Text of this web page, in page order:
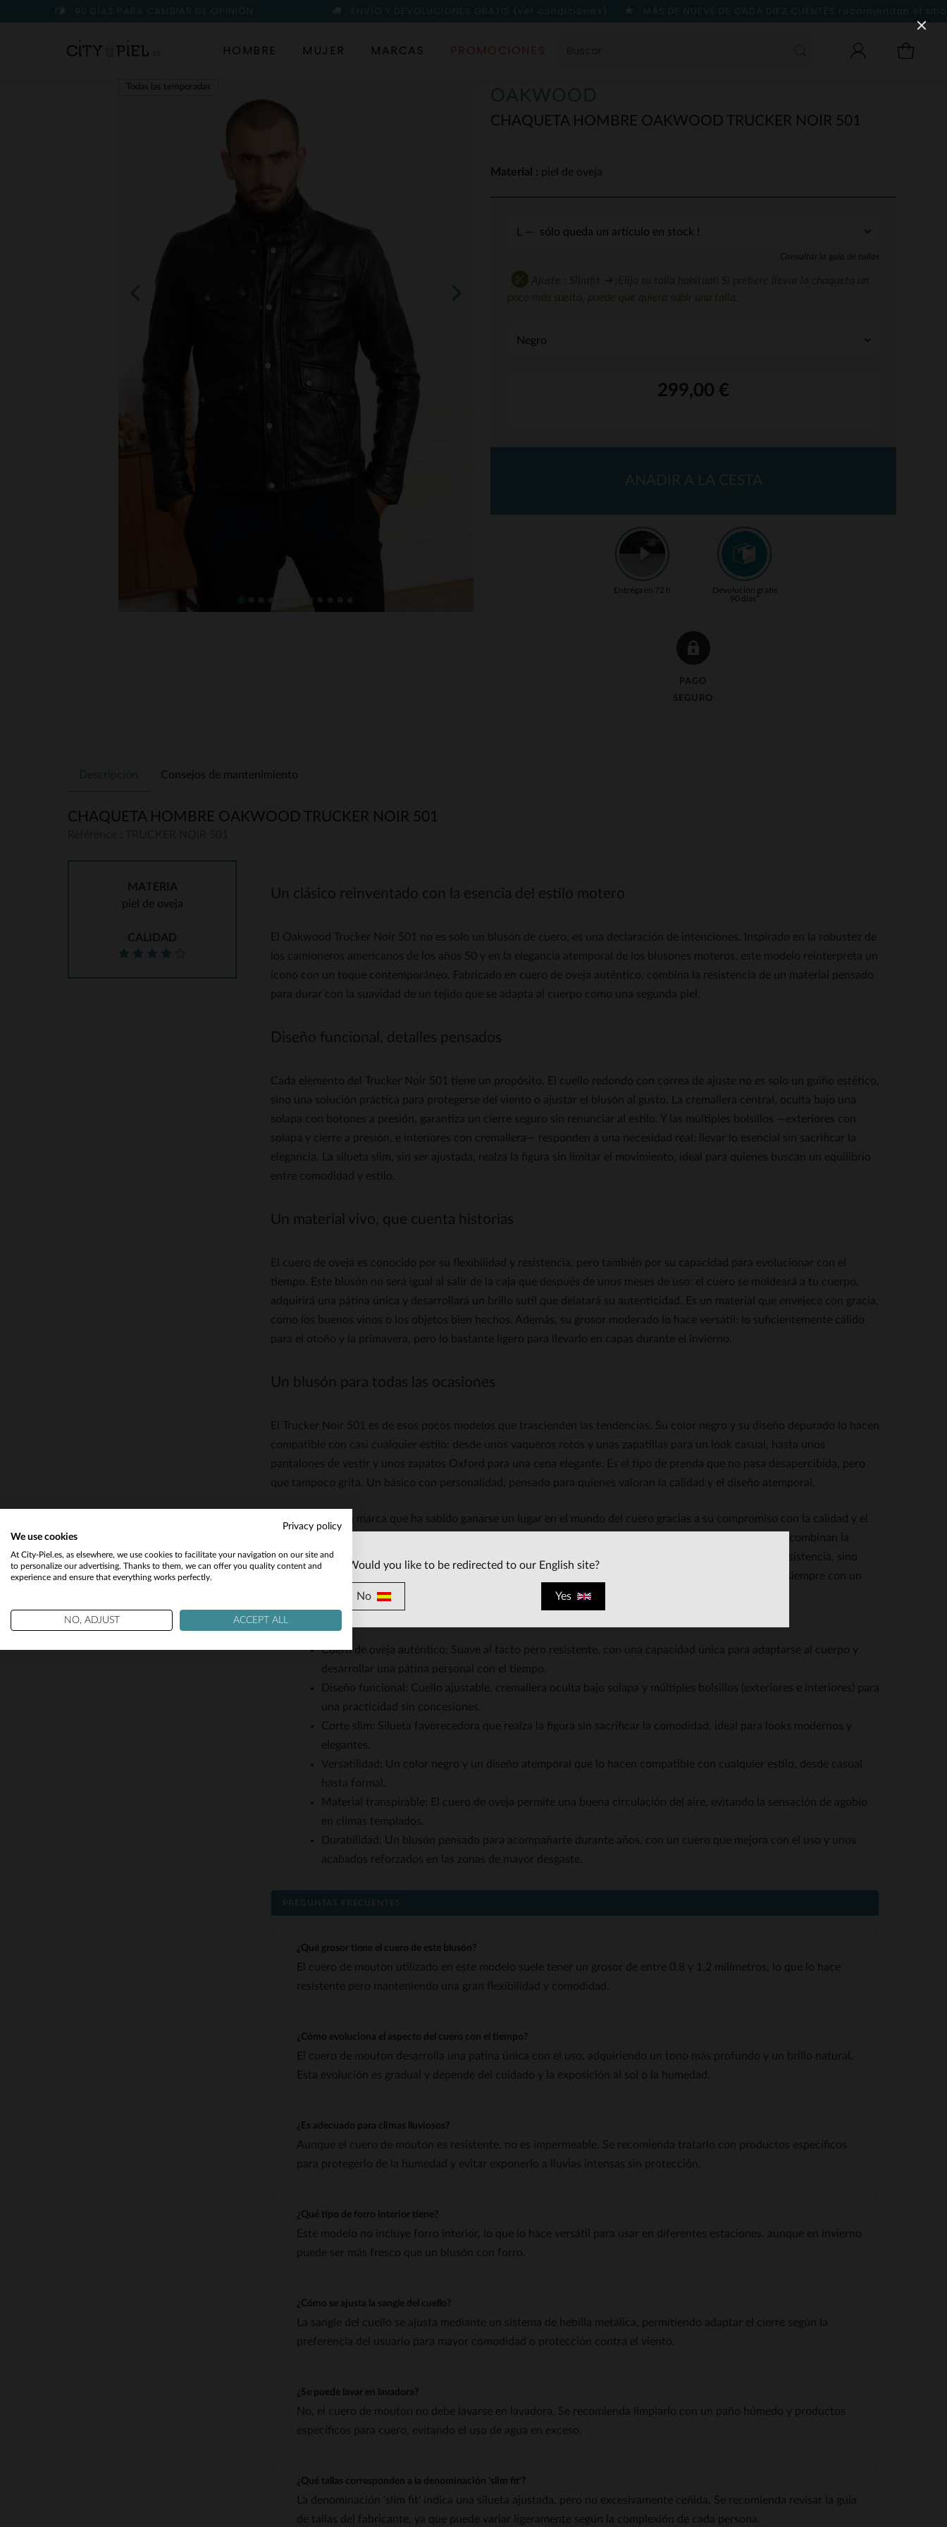
90 DÍAS PARA CAMBIAR DE OPINIÓN ENVÍO Y DEVOLUCIONES GRATIS (ver condiciones) MÁS DE NUEVE DE CADA DIEZ CLIENTES recomiendan el sitio
HOMBRE MUJER MARCAS PROMOCIONES
OAKWOOD
CHAQUETA HOMBRE OAKWOOD TRUCKER NOIR 501
Todas las temporadas
Material : piel de oveja
Consultar la guía de tallas
Ajuste : Slimfit ➔ ¡Elija su talla habitual! Si prefiere llevar la chaqueta un
poco más suelta, puede que quiera subir una talla.
299,00 €
ANADIR A LA CESTA
PAGO
SEGURO
Descripción Consejos de mantenimiento
CHAQUETA HOMBRE OAKWOOD TRUCKER NOIR 501
MATERIA
piel de oveja
CALIDAD
Un clásico reinventado con la esencia del estilo motero
El Oakwood Trucker Noir 501 no es solo un blusón de cuero, es una declaración de intenciones. Inspirado en la robustez de
los camioneros americanos de los años 50 y en la elegancia atemporal de los blusones moteros, este modelo reinterpreta un
icono con un toque contemporáneo. Fabricado en cuero de oveja auténtico, combina la resistencia de un material pensado
para durar con la suavidad de un tejido que se adapta al cuerpo como una segunda piel.
Diseño funcional, detalles pensados
Cada elemento del Trucker Noir 501 tiene un propósito. El cuello redondo con correa de ajuste no es solo un guiño estético,
sino una solución práctica para protegerse del viento o ajustar el blusón al gusto. La cremallera central, oculta bajo una
solapa con botones a presión, garantiza un cierre seguro sin renunciar al estilo. Y las múltiples bolsillos —exteriores con
solapa y cierre a presión, e interiores con cremallera— responden a una necesidad real: llevar lo esencial sin sacrificar la
elegancia. La silueta slim, sin ser ajustada, realza la figura sin limitar el movimiento, ideal para quienes buscan un equilibrio
entre comodidad y estilo.
Un material vivo, que cuenta historias
El cuero de oveja es conocido por su flexibilidad y resistencia, pero también por su capacidad para evolucionar con el
tiempo. Este blusón no será igual al salir de la caja que después de unos meses de uso: el cuero se moldeará a tu cuerpo,
adquirirá una pátina única y desarrollará un brillo sutil que delatará su autenticidad. Es un material que envejece con gracia,
como los buenos vinos o los objetos bien hechos. Además, su grosor moderado lo hace versátil: lo suficientemente cálido
para el otoño y la primavera, pero lo bastante ligero para llevarlo en capas durante el invierno.
Un blusón para todas las ocasiones
El Trucker Noir 501 es de esos pocos modelos que trascienden las tendencias. Su color negro y su diseño depurado lo hacen
compatible con casi cualquier estilo: desde unos vaqueros rotos y unas zapatillas para un look casual, hasta unos
pantalones de vestir y unos zapatos Oxford para una cena elegante. Es el tipo de prenda que no pasa desapercibida, pero
que tampoco grita. Un básico con personalidad, pensado para quienes valoran la calidad y el diseño atemporal.
Oakwood es una marca que ha sabido ganarse un lugar en el mundo del cuero gracias a su compromiso con la calidad y el
diseño intemporal. Fundada por apasionados del material, la firma francesa se especializa en prendas que combinan la
herencia motera con un enfoque moderno. Cada pieza está pensada para durar, no solo en términos de resistencia, sino
también de estilo. Oakwood no sigue modas pasajeras; crea clásicos que se adaptan a cualquier armario, siempre con un
ojo puesto en los detalles y la calidad de fabricación.
Características
Cuero de oveja auténtico: Suave al tacto pero resistente, con una capacidad única para adaptarse al cuerpo y
desarrollar una pátina personal con el tiempo.
Diseño funcional: Cuello ajustable, cremallera oculta bajo solapa y múltiples bolsillos (exteriores e interiores) para
una practicidad sin concesiones.
Corte slim: Silueta favorecedora que realza la figura sin sacrificar la comodidad, ideal para looks modernos y
elegantes.
Versatilidad: Un color negro y un diseño atemporal que lo hacen compatible con cualquier estilo, desde casual
hasta formal.
Material transpirable: El cuero de oveja permite una buena circulación del aire, evitando la sensación de agobio
en climas templados.
Durabilidad: Un blusón pensado para acompañarte durante años, con un cuero que mejora con el uso y unos
acabados reforzados en las zonas de mayor desgaste.
PREGUNTAS FRECUENTES
¿Qué grosor tiene el cuero de este blusón?
El cuero de mouton utilizado en este modelo suele tener un grosor de entre 0,8 y 1,2 milímetros, lo que lo hace
resistente pero manteniendo una gran flexibilidad y comodidad.
¿Cómo evoluciona el aspecto del cuero con el tiempo?
El cuero de mouton desarrolla una patina única con el uso, adquiriendo un tono más profundo y un brillo natural.
Esta evolución es gradual y depende del cuidado y la exposición al sol o la humedad.
¿Es adecuado para climas lluviosos?
Aunque el cuero de mouton es resistente, no es impermeable. Se recomienda tratarlo con productos específicos
para protegerlo de la humedad y evitar exponerlo a lluvias intensas sin protección.
¿Qué tipo de forro interior tiene?
Este modelo no incluye forro interior, lo que lo hace versátil para usar en diferentes estaciones, aunque en invierno
puede ser más fresco que un blusón con forro.
¿Cómo se ajusta la sangle del cuello?
La sangle del cuello se ajusta mediante un sistema de hebilla metálica, permitiendo adaptar el cierre según la
preferencia del usuario para mayor comodidad o protección contra el viento.
¿Se puede lavar en lavadora?
No, el cuero de mouton no debe lavarse en lavadora. Se recomienda limpiarlo con un paño húmedo y productos
específicos para cuero, evitando el uso de agua en exceso.
¿Qué tallas corresponden a la denominación 'slim fit'?
La denominación 'slim fit' indica una silueta ajustada, pero no excesivamente ceñida. Se recomienda revisar la guía
de tallas del fabricante, ya que puede variar ligeramente según la complexión de cada persona.
Would you like to be redirected to our English site?
No Yes
Privacy policy
We use cookies
At City-Piel.es, as elsewhere, we use cookies to facilitate your navigation on our site and
to personalize our advertising. Thanks to them, we can offer you quality content and
experience and ensure that everything works perfectly.
NO, ADJUST ACCEPT ALL